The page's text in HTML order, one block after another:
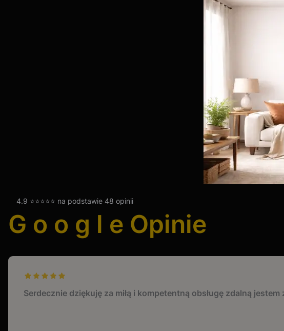
4.9 ⭐⭐⭐⭐⭐ na podstawie 48 opinii
G o o g l e Opinie
dał ocenę: 5
Serdecznie dziękuję za miłą i kompetentną obsługę zdalną